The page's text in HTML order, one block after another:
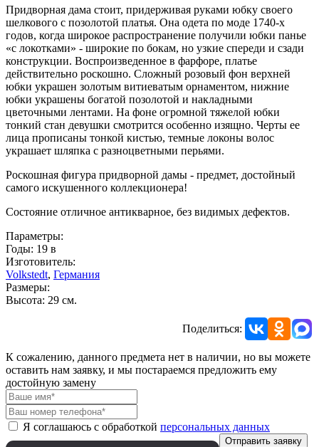
Придворная дама стоит, придерживая руками юбку своего
шелкового с позолотой платья. Она одета по моде 1740-х
годов, когда широкое распространение получили юбки панье
«с локотками» - широкие по бокам, но узкие спереди и сзади
конструкции. Воспроизведенное в фарфоре, платье
действительно роскошно. Сложный розовый фон верхней
юбки украшен золотым витиеватым орнаментом, нижние
юбки украшены богатой позолотой и накладными
цветочными лентами. На фоне огромной тяжелой юбки
тонкий стан девушки смотрится особенно изящно. Черты ее
лица прописаны тонкой кистью, темные локоны волос
украшает шляпка с разноцветными перьями.
Роскошная фигура придворной дамы - предмет, достойный
самого искушенного коллекционера!
Состояние отличное антикварное, без видимых дефектов.
Параметры:
Годы: 19 в
Изготовитель:
Volkstedt, Германия
Размеры:
Высота: 29 см.
Поделиться:
К сожалению, данного предмета нет в наличии, но вы можете
оставить нам заявку, и мы постараемся предложить ему
достойную замену
Я соглашаюсь с обработкой персональных данных
Отправить заявку